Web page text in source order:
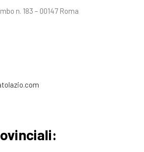
n. 183 – 00147 Roma